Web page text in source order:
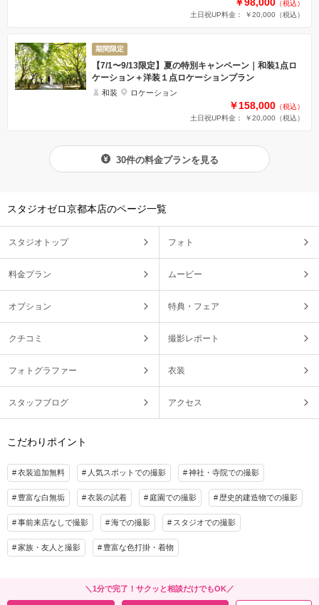
（税込）
土日祝UP料金： ￥20,000 （税込）
期間限定
【7/1〜9/13限定】夏の特別キャンペーン｜和装1点ロ
ケーション＋洋装１点ロケーションプラン
和装 ロケーション
￥158,000 （税込）
土日祝UP料金： ￥20,000 （税込）
30件の料金プランを見る
スタジオゼロ京都本店のページ一覧
スタジオトップ フォト
料金プラン ムービー
オプション 特典・フェア
クチコミ 撮影レポート
フォトグラファー 衣装
スタッフブログ アクセス
こだわりポイント
衣装追加無料 人気スポットでの撮影 神社・寺院での撮影
豊富な白無垢 衣装の試着 庭園での撮影 歴史的建造物での撮影
事前来店なしで撮影 海での撮影 スタジオでの撮影
家族・友人と撮影 豊富な色打掛・着物
＼1分で完了！サクッと相談だけでもOK／